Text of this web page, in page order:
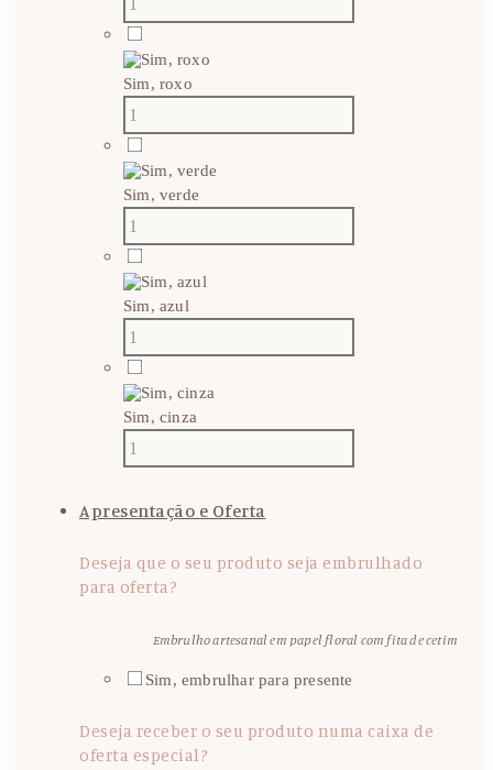
Sim, roxo
Sim, verde
Sim, azul
Sim, cinza
Apresentação e Oferta
Deseja que o seu produto seja embrulhado
para oferta?
Embrulho artesanal em papel floral com fita de cetim
Sim, embrulhar para presente
Deseja receber o seu produto numa caixa de
oferta especial?